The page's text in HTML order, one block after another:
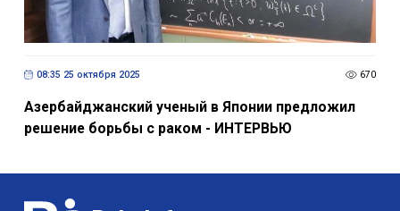
08:35 25 октября 2025 670
Азербайджанский ученый в Японии предложил
решение борьбы с раком - ИНТЕРВЬЮ